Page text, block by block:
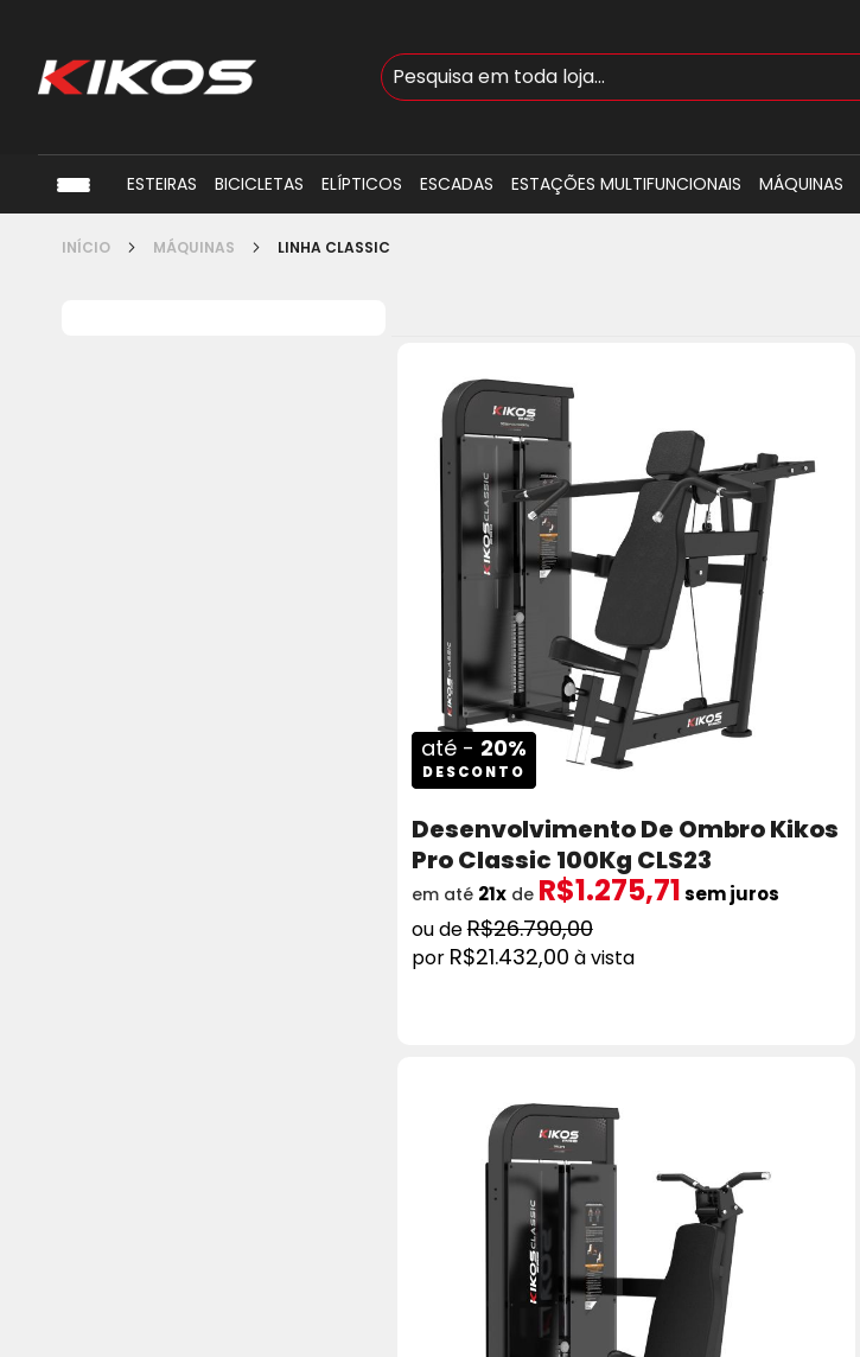
Busca
ESTEIRAS BICICLETAS ELÍPTICOS ESCADAS ESTAÇÕES MULTIFUNCIONAIS MÁQUINAS
INÍCIO MÁQUINAS LINHA CLASSIC
até - 20%
DESCONTO
Desenvolvimento De Ombro Kikos
Pro Classic 100Kg CLS23
R$26.790,00
R$21.432,00 à vista
em até 21xde R$1.275,71sem juros